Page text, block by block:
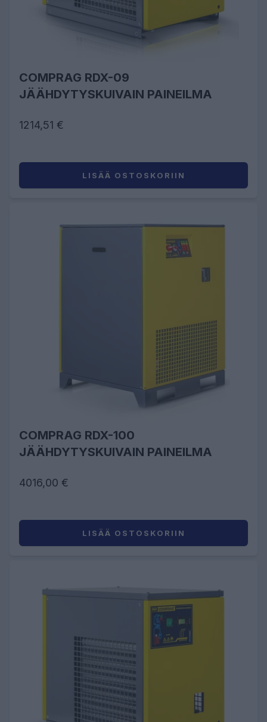
COMPRAG RDX-09
JÄÄHDYTYSKUIVAIN PAINEILMA
1214,51 €
LISÄÄ OSTOSKORIIN
COMPRAG RDX-100
JÄÄHDYTYSKUIVAIN PAINEILMA
4016,00 €
LISÄÄ OSTOSKORIIN